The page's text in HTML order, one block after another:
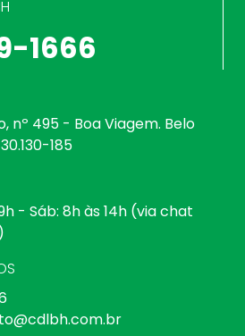
1666
nº 495 - Boa Viagem. Belo
185
- Sáb: 8h às 14h (via chat